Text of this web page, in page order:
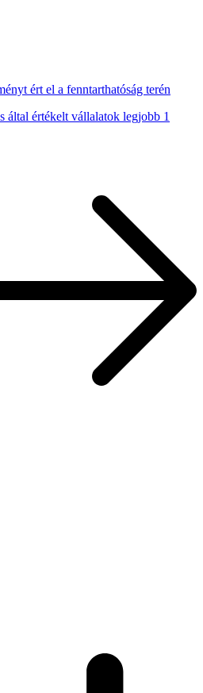
ért el a fenntarthatóság terén
értékelt vállalatok legjobb 1